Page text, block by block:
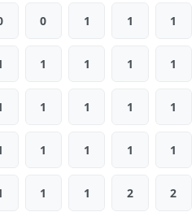
0 1 1 1
1 1 1 1
1 1 1 1
1 1 1 1
1 1 2 2